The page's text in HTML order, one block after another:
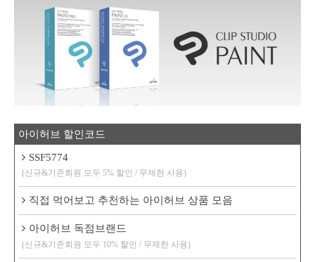
아이허브 할인코드
SSF5774
(신규&기존회원 모두 5% 할인 / 무제한 사용)
직접 먹어보고 추천하는 아이허브 상품 모음
아이허브 독점브랜드
(신규&기존회원 모두 10% 할인 / 무제한 사용)